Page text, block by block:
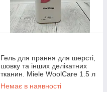
Гель для прання для шерсті,
шовку та інших делікатних
тканин. Miele WoolCare 1.5 л
Німеччина для ЄС
Немає в наявності